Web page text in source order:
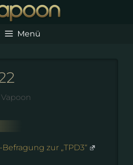
Menü
Vapoon
Befragung zur „TPD3“